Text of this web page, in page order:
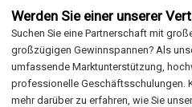
Werden Sie einer unserer
Suchen Sie eine Partnerschaft mit
großzügigen Gewinnspannen? Als
umfassende Marktunterstützung,
professionelle Geschäftsschulungen.
mehr darüber zu erfahren, wie Sie